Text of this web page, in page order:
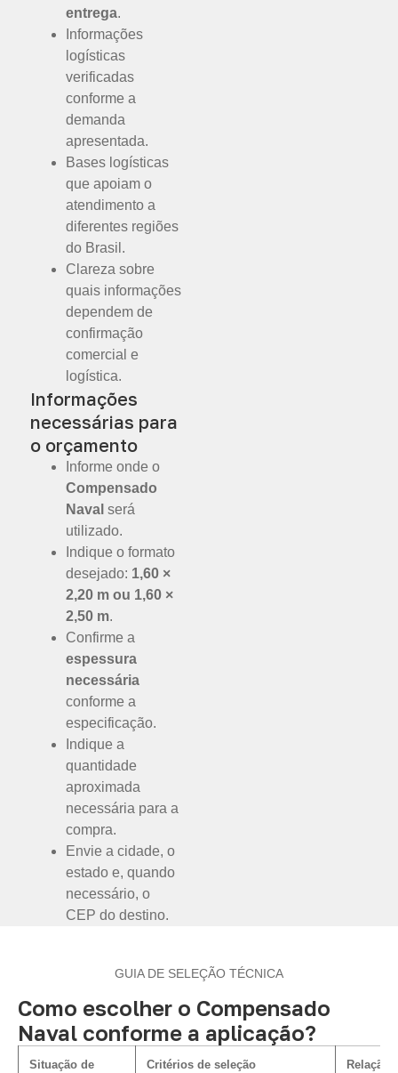
entrega.
Informações
logísticas
verificadas
conforme a
demanda
apresentada.
Bases logísticas
que apoiam o
atendimento a
diferentes regiões
do Brasil.
Clareza sobre
quais informações
dependem de
confirmação
comercial e
logística.
Informações
necessárias para
o orçamento
Informe onde o
Compensado
Naval será
utilizado.
Indique o formato
desejado: 1,60 ×
2,20 m ou 1,60 ×
2,50 m.
Confirme a
espessura
necessária
conforme a
especificação.
Indique a
quantidade
aproximada
necessária para a
compra.
Envie a cidade, o
estado e, quando
necessário, o
CEP do destino.
GUIA DE SELEÇÃO TÉCNICA
Como escolher o Compensado
Naval conforme a aplicação?
Situação de
Critérios de seleção Relação